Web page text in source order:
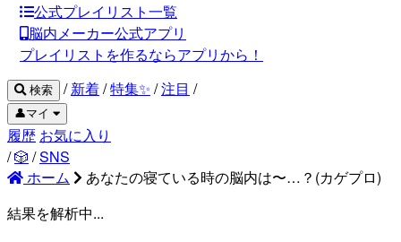
公式プレイリスト一覧
脳内メーカー公式アプリ
プレイリストを作るならアプリから！
検索 / 新着/特集✨ /注目 /
👤マイ
履歴 お気に入り
/🎲 /SNS
ホーム
あなたの寝ている時の脳内は〜…？(カゲプロ)
結果を解析中...